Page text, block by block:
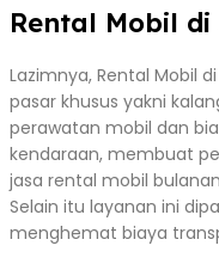
Rental Mobil
Lazimnya, Rental Mobil
pasar khusus yakni
perawatan mobil dan
kendaraan, membuat
jasa rental mobil
Selain itu layanan ini
menghemat biaya